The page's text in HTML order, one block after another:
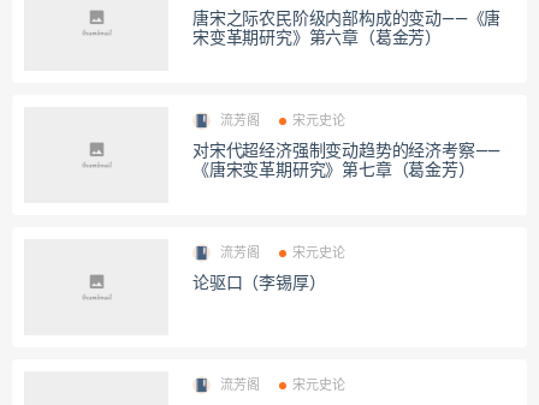
唐宋之际农民阶级内部构成的变动——《唐
宋变革期研究》第六章（葛金芳）
流芳阁 宋元史论
对宋代超经济强制变动趋势的经济考察——
《唐宋变革期研究》第七章（葛金芳）
流芳阁 宋元史论
论驱口（李锡厚）
流芳阁 宋元史论